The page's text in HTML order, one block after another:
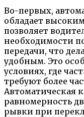
Во-первых,
обладает
позволяет
необходимости
передачи, что
удобным. Это
условиях, где
требуют более
Автоматическая
равномерность
рывки при